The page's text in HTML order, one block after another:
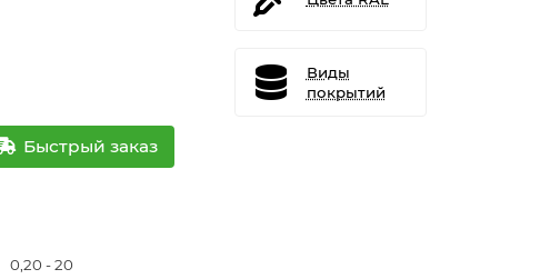
Быстрый заказ
0,20 - 20
Виды
покрытий